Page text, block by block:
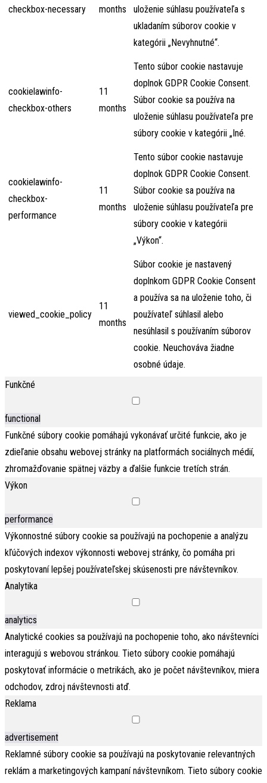
checkbox-necessary
months
uloženie súhlasu používateľa s
ukladaním súborov cookie v
kategórii „Nevyhnutné“.
cookielawinfo-
checkbox-others
11
months
Tento súbor cookie nastavuje
doplnok GDPR Cookie Consent.
Súbor cookie sa používa na
uloženie súhlasu používateľa pre
súbory cookie v kategórii „Iné.
cookielawinfo-
checkbox-
performance
11
months
Tento súbor cookie nastavuje
doplnok GDPR Cookie Consent.
Súbor cookie sa používa na
uloženie súhlasu používateľa pre
súbory cookie v kategórii
„Výkon“.
viewed_cookie_policy
11
months
Súbor cookie je nastavený
doplnkom GDPR Cookie Consent
a používa sa na uloženie toho, či
používateľ súhlasil alebo
nesúhlasil s používaním súborov
cookie. Neuchováva žiadne
osobné údaje.
Funkčné
functional
Funkčné súbory cookie pomáhajú vykonávať určité funkcie, ako je
zdieľanie obsahu webovej stránky na platformách sociálnych médií,
zhromažďovanie spätnej väzby a ďalšie funkcie tretích strán.
Výkon
performance
Výkonnostné súbory cookie sa používajú na pochopenie a analýzu
kľúčových indexov výkonnosti webovej stránky, čo pomáha pri
poskytovaní lepšej používateľskej skúsenosti pre návštevníkov.
Analytika
analytics
Analytické cookies sa používajú na pochopenie toho, ako návštevníci
interagujú s webovou stránkou. Tieto súbory cookie pomáhajú
poskytovať informácie o metrikách, ako je počet návštevníkov, miera
odchodov, zdroj návštevnosti atď.
Reklama
advertisement
Reklamné súbory cookie sa používajú na poskytovanie relevantných
reklám a marketingových kampaní návštevníkom. Tieto súbory cookie